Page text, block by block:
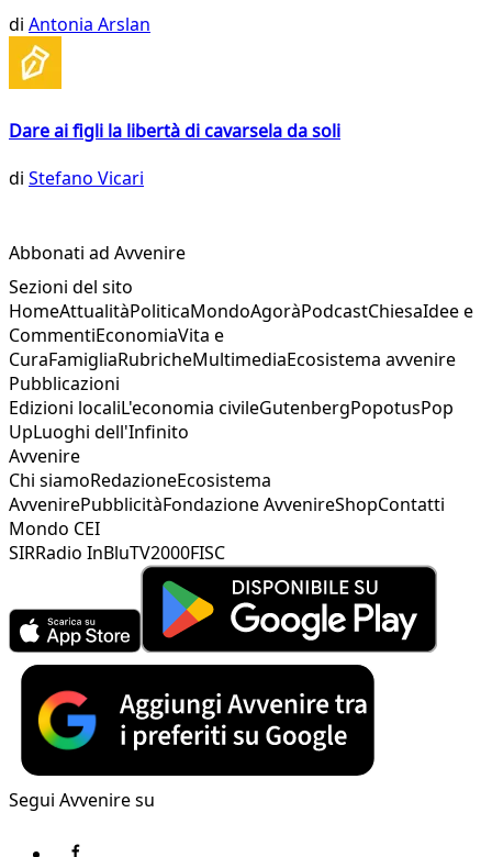
di Antonia Arslan
Dare ai figli la libertà di cavarsela da soli
di Stefano Vicari
Abbonati ad Avvenire
Sezioni del sito
HomeAttualitàPoliticaMondoAgoràPodcastChiesaIdee e
CommentiEconomiaVita e
CuraFamigliaRubricheMultimediaEcosistema avvenire
Pubblicazioni
Edizioni localiL'economia civileGutenbergPopotusPop
UpLuoghi dell'Infinito
Avvenire
Chi siamoRedazioneEcosistema
AvvenirePubblicitàFondazione AvvenireShopContatti
Mondo CEI
SIRRadio InBluTV2000FISC
Segui Avvenire su